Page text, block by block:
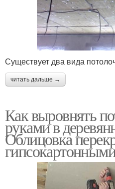
Существует два вида
читать дальше →
Как выровнять
руками в
Облицовка